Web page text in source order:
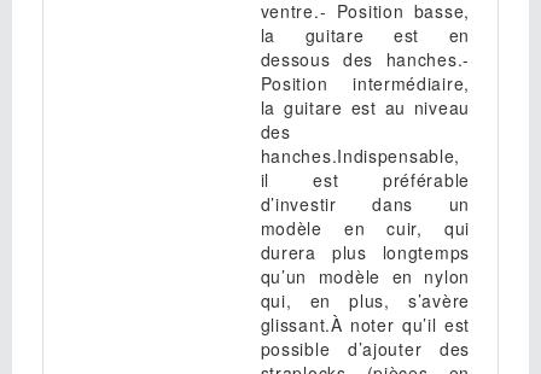
ventre.- Position basse,
la guitare est en
dessous des hanches.-
Position intermédiaire,
la guitare est au niveau
des
hanches.Indispensable,
il est préférable
d’investir dans un
modèle en cuir, qui
durera plus longtemps
qu’un modèle en nylon
qui, en plus, s’avère
glissant.À noter qu’il est
possible d’ajouter des